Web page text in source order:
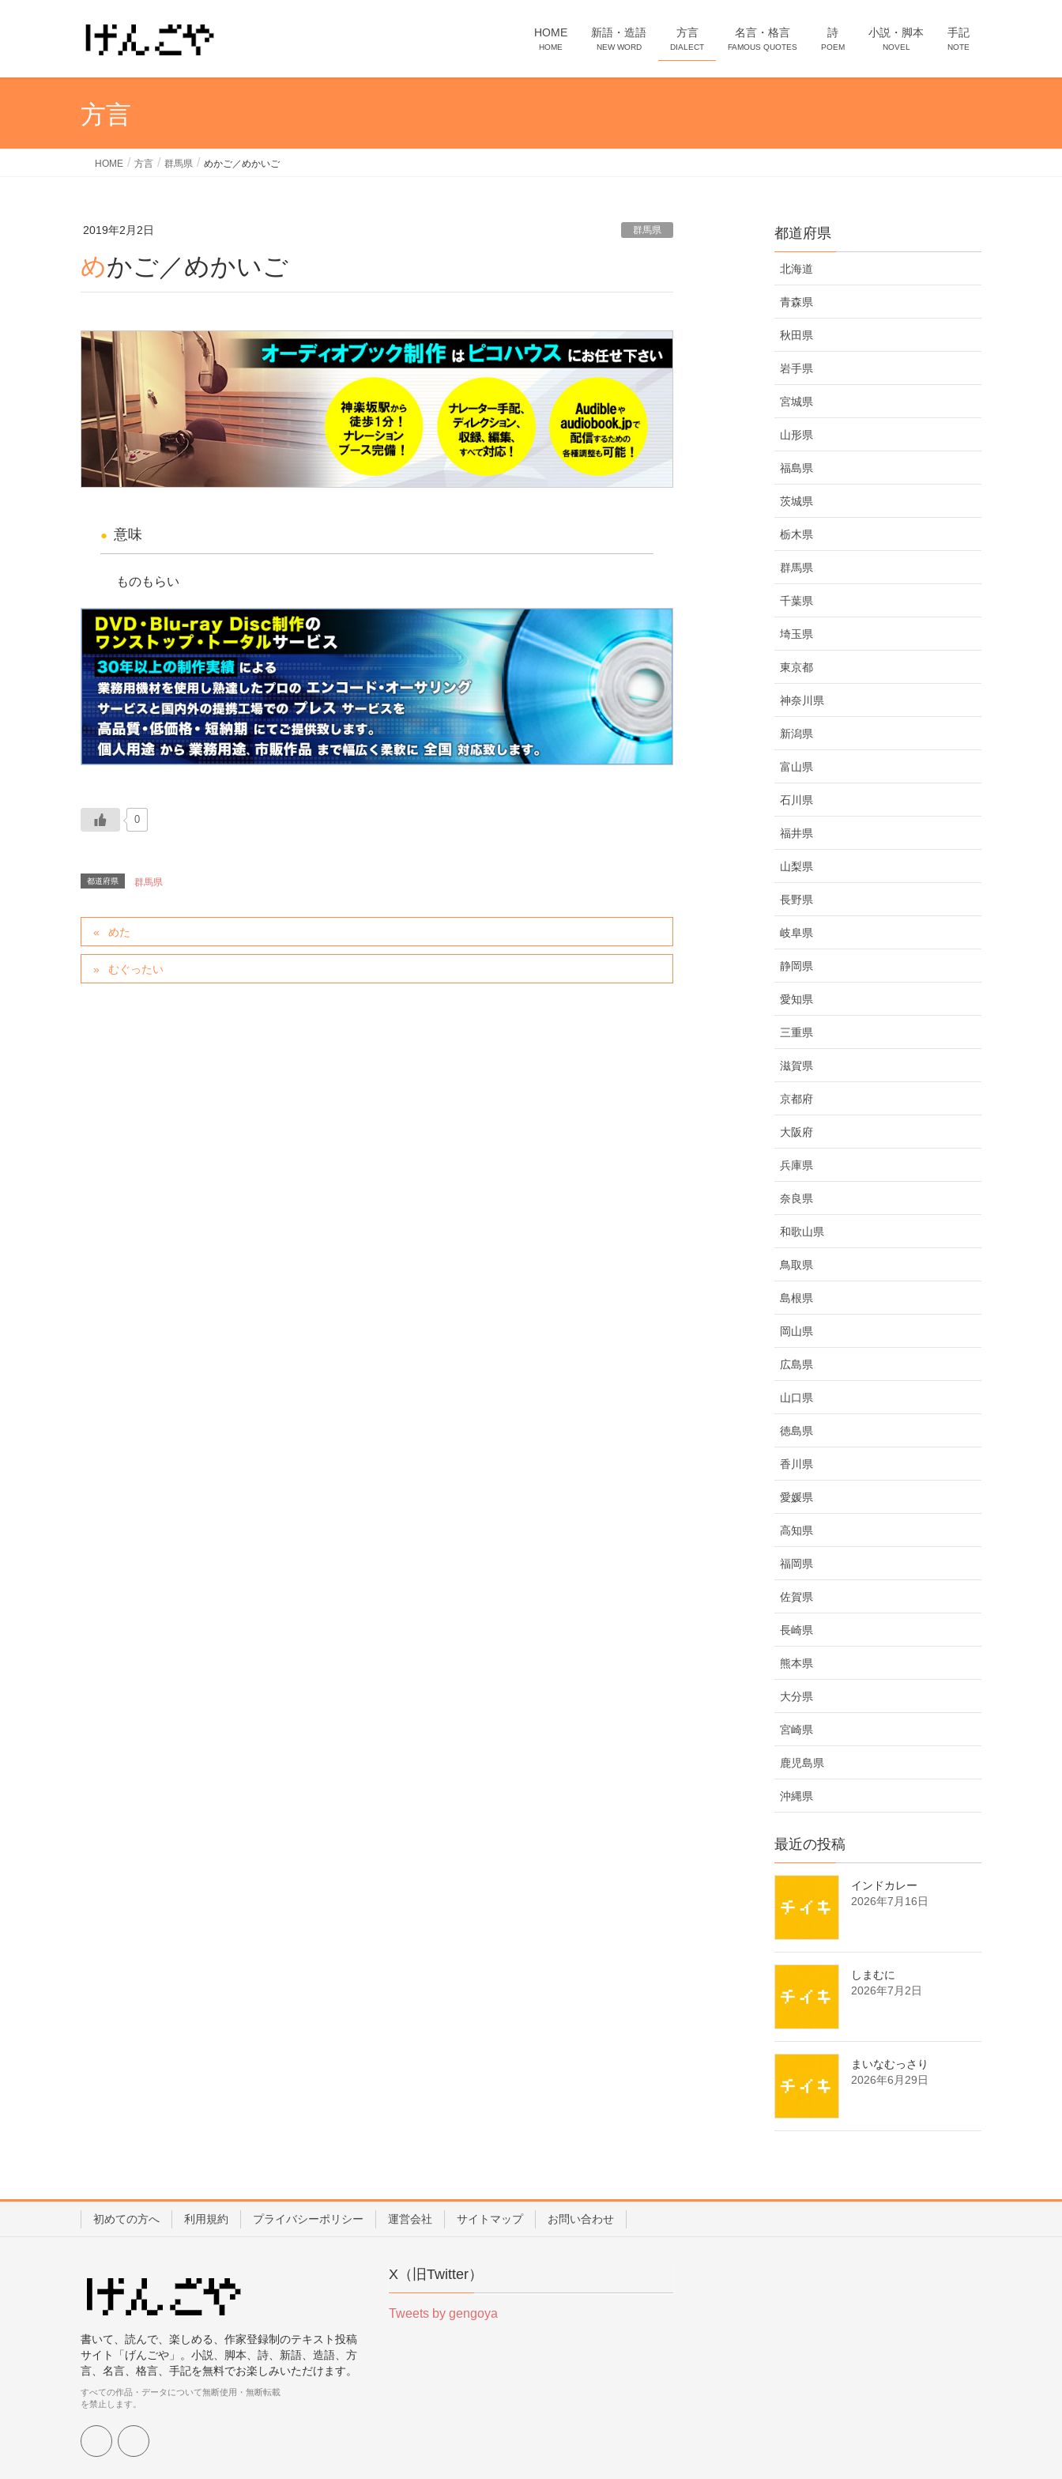
HOME
HOME
新語・造語
NEW WORD
方言
DIALECT
名言・格言
FAMOUS QUOTES
詩
POEM
小説・脚本
NOVEL
手記
NOTE
方言
HOME 方言 群馬県 めかご／めかいご
2019年2月2日 群馬県
めかご／めかいご
意味
ものもらい
0
都道府県 群馬県
めた
むぐったい
都道府県
北海道
青森県
秋田県
岩手県
宮城県
山形県
福島県
茨城県
栃木県
群馬県
千葉県
埼玉県
東京都
神奈川県
新潟県
富山県
石川県
福井県
山梨県
長野県
岐阜県
静岡県
愛知県
三重県
滋賀県
京都府
大阪府
兵庫県
奈良県
和歌山県
鳥取県
島根県
岡山県
広島県
山口県
徳島県
香川県
愛媛県
高知県
福岡県
佐賀県
長崎県
熊本県
大分県
宮崎県
鹿児島県
沖縄県
最近の投稿
インドカレー
2026年7月16日
しまむに
2026年7月2日
まいなむっさり
2026年6月29日
初めての方へ 利用規約 プライバシーポリシー 運営会社 サイトマップ お問い合わせ
書いて、読んで、楽しめる、作家登録制のテキスト投稿
サイト「げんごや」。小説、脚本、詩、新語、造語、方
言、名言、格言、手記を無料でお楽しみいただけます。
すべての作品・データについて無断使用・無断転載
を禁止します。
X（旧Twitter）
Tweets by gengoya